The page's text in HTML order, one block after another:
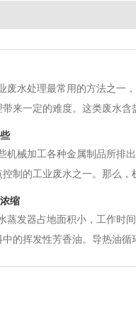
废水处理最常用的方法之一
来一定的难度。这类废水
较高，因此生物处理仍是首
， 械加工各种金属制品所排
制的工业废水之一。那么
、锌、汞等重金属。含酸废
，
缩
蒸发器占地面积小，工作时
的挥发性芳香油。导热油